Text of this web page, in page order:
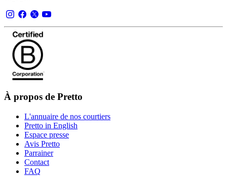
À propos de Pretto
L'annuaire de nos courtiers
Pretto in English
Espace presse
Avis Pretto
Parrainer
Contact
FAQ